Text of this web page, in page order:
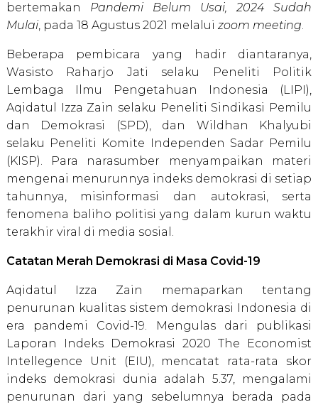
bertemakan Pandemi Belum Usai, 2024 Sudah
Mulai, pada 18 Agustus 2021 melalui zoom meeting.
Beberapa pembicara yang hadir diantaranya,
Wasisto Raharjo Jati selaku Peneliti Politik
Lembaga Ilmu Pengetahuan Indonesia (LIPI),
Aqidatul Izza Zain selaku Peneliti Sindikasi Pemilu
dan Demokrasi (SPD), dan Wildhan Khalyubi
selaku Peneliti Komite Independen Sadar Pemilu
(KISP). Para narasumber menyampaikan materi
mengenai menurunnya indeks demokrasi di setiap
tahunnya, misinformasi dan autokrasi, serta
fenomena baliho politisi yang dalam kurun waktu
terakhir viral di media sosial.
Catatan Merah Demokrasi di Masa Covid-19
Aqidatul Izza Zain memaparkan tentang
penurunan kualitas sistem demokrasi Indonesia di
era pandemi Covid-19. Mengulas dari publikasi
Laporan Indeks Demokrasi 2020 The Economist
Intellegence Unit (EIU), mencatat rata-rata skor
indeks demokrasi dunia adalah 5.37, mengalami
penurunan dari yang sebelumnya berada pada